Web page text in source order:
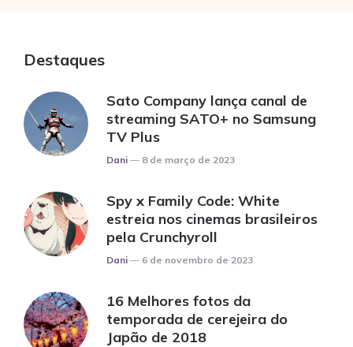
Destaques
Sato Company lança canal de
streaming SATO+ no Samsung
TV Plus
Posted
Dani 8 de março de 2023
Spy x Family Code: White
estreia nos cinemas brasileiros
pela Crunchyroll
Posted
Dani 6 de novembro de 2023
16 Melhores fotos da
temporada de cerejeira do
Japão de 2018